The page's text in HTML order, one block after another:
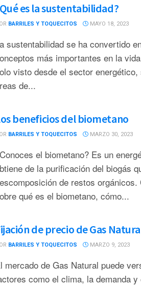
es la sustentabilidad?
BARRILES Y TOQUECITOS MAYO 18, 2023
sustentabilidad se ha convertido
más importantes en la
visto desde el sector
de...
beneficios del biometano
BARRILES Y TOQUECITOS MARZO 30, 2023
el biometano? Es un
de la purificación del biogás
de restos orgánicos.
qué es el biometano, cómo...
de precio de Gas
BARRILES Y TOQUECITOS MARZO 9, 2023
mercado de Gas Natural puede
como el clima, la demanda y